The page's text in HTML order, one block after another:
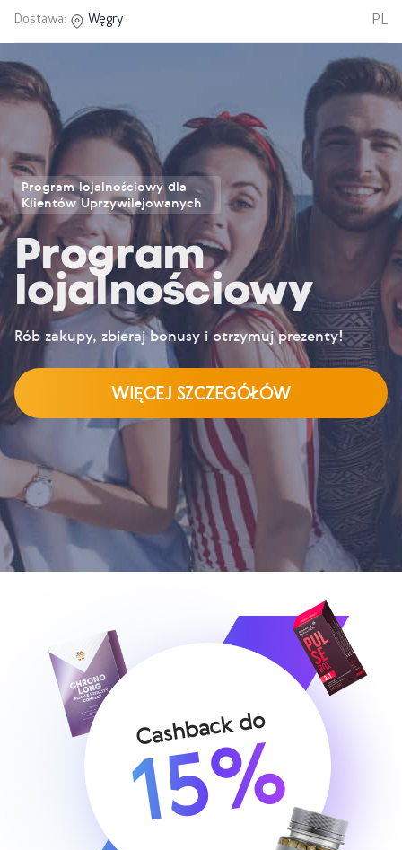
Dostawa: Węgry PL
Program lojalnościowy dla
Klientów Uprzywilejowanych
Program
lojalnościowy
Rób zakupy, zbieraj bonusy i otrzymuj prezenty!
WIĘCEJ SZCZEGÓŁÓW
Cashback do
15%